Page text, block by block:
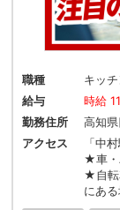
職種
キッ
給与
時給
勤務住所
高知
アクセス
「中
★車・
★自転
にある